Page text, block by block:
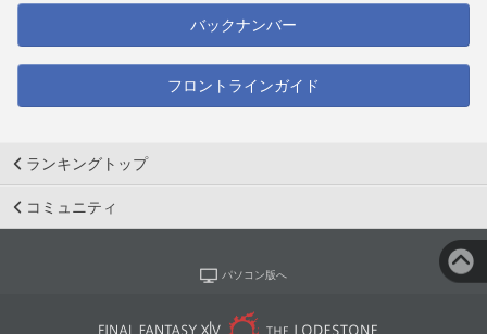
バックナンバー
フロントラインガイド
ランキングトップ
コミュニティ
パソコン版へ